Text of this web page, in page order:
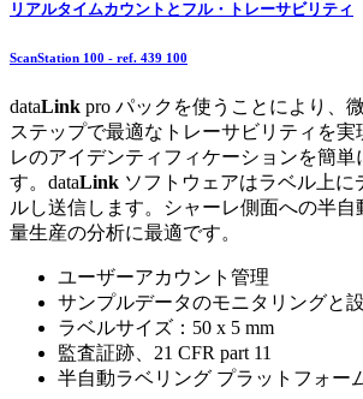
リアルタイムカウントとフル・トレーサビリティ
ScanStation 100 - ref. 439 100
dataLink pro パックを使うことにより、
ステップで最適なトレーサビリティを実
レのアイデンティフィケーションを簡単
す。dataLink ソフトウェアはラベル上に
ルし送信します。シャーレ側面への半自
量生産の分析に最適です。
ユーザーアカウント管理
サンプルデータのモニタリングと
ラベルサイズ：50 x 5 mm
監査証跡、21 CFR part 11
半自動ラベリング プラットフォー